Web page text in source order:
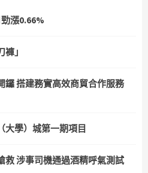
漲0.66%
」
鑼 搭建務實高效商貿合作服務
大學）城第一期項目
救 涉事司機通過酒精呼氣測試